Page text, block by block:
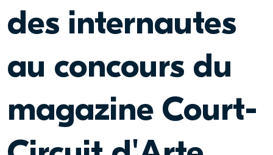
des internautes
au concours du
magazine Court-